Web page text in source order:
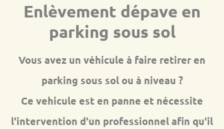
Enlèvement dépave en
parking sous sol
Vous avez un véhicule à faire retirer en
parking sous sol ou à niveau ?
Ce vehicule est en panne et nécessite
l'intervention d'un professionnel afin qu'il